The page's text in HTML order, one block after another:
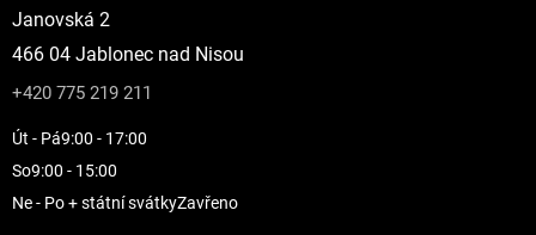
Janovská 2
466 04 Jablonec nad Nisou
+420 775 219 211
Út - Pá9:00 - 17:00
So9:00 - 15:00
Ne - Po + státní svátkyZavřeno